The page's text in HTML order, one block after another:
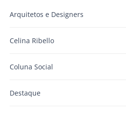
Arquitetos e Designers
Celina Ribello
Coluna Social
Destaque